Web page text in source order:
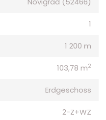
1
1 200 m
103,78 m2
Erdgeschoss
2-Z+WZ